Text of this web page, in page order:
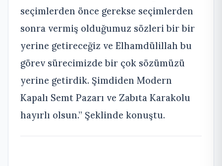
seçimlerden önce gerekse seçimlerden
sonra vermiş olduğumuz sözleri bir bir
yerine getireceğiz ve Elhamdülillah bu
görev sürecimizde bir çok sözümüzü
yerine getirdik. Şimdiden Modern
Kapalı Semt Pazarı ve Zabıta Karakolu
hayırlı olsun.” Şeklinde konuştu.